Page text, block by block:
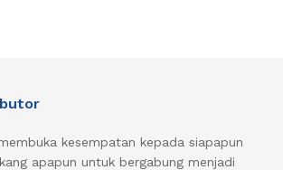
kesempatan kepada siapapun
apapun untuk bergabung menjadi